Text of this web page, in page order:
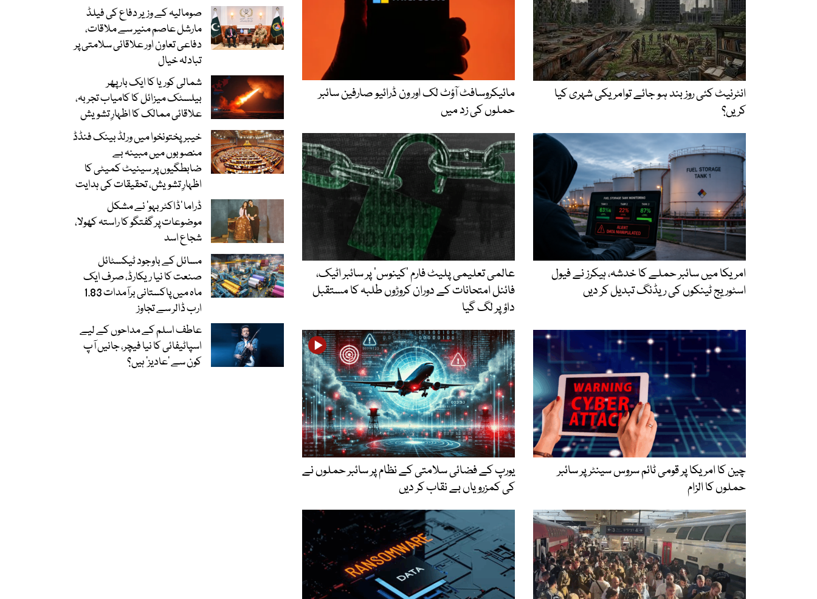
انٹرنیٹ کئی روز بند ہو جائے توامریکی شہری کیا
کریں؟
مائیکروسافٹ آؤٹ لک اور ون ڈرائیو صارفین سائبر
حملوں کی زد میں
امریکا میں سائبر حملے کا خدشہ، ہیکرز نے فیول
اسٹوریج ٹینکوں کی ریڈنگ تبدیل کر دیں
عالمی تعلیمی پلیٹ فارم ‘کینوس’ پر سائبر اٹیک،
فائنل امتحانات کے دوران کروڑوں طلبہ کا مستقبل
داؤ پر لگ گیا
چین کا امریکا پر قومی ٹائم سروس سینٹر پر سائبر
حملوں کا الزام
یورپ کے فضائی سلامتی کے نظام پر سائبر حملوں نے
کی کمزرویاں بے نقاب کر دیں
صومالیہ کے وزیر دفاع کی فیلڈ
مارشل عاصم منیر سے ملاقات،
دفاعی تعاون اور علاقائی سلامتی پر
تبادلہ خیال
شمالی کوریا کا ایک بار پھر
بیلسٹک میزائل کا کامیاب تجربہ،
علاقائی ممالک کا اظہارِ تشویش
خیبرپختونخوا میں ورلڈ بینک فنڈڈ
منصوبوں میں مبینہ بے
ضابطگیوں پر سینیٹ کمیٹی کا
اظہارِ تشویش، تحقیقات کی ہدایت
ڈراما ’ڈاکٹر بہو‘ نے مشکل
موضوعات پر گفتگو کا راستہ کھولا،
شجاع اسد
مسائل کے باوجود ٹیکسٹائل
صنعت کا نیا ریکارڈ، صرف ایک
ماہ میں پاکستانی برآمدات 1.83
ارب ڈالر سے تجاوز
عاطف اسلم کے مداحوں کے لیے
اسپاٹیفائی کا نیا فیچر، جانیں آپ
کون سے ‘عادیز’ ہیں؟